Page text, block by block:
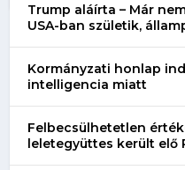
Trump aláírta – Már
USA-ban születik,
Kormányzati honlap
intelligencia miatt
Felbecsülhetetlen
leletegyüttes került elő